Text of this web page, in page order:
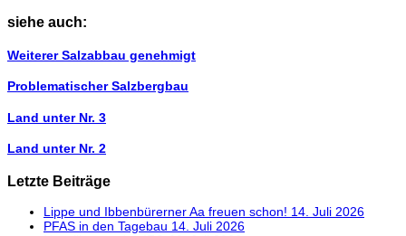
siehe auch:
Weiterer Salzabbau genehmigt
Problematischer Salzbergbau
Land unter Nr. 3
Land unter Nr. 2
Letzte Beiträge
Lippe und Ibbenbürerner Aa freuen schon! 14. Juli 2026
PFAS in den Tagebau 14. Juli 2026